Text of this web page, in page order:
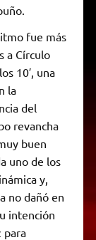
fue más
a Círculo
10′, una
la
del
revancha
buen
uno de los
y,
no dañó en
intención
para